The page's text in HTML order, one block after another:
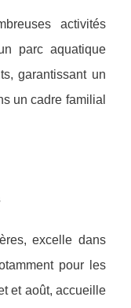
activités
parc aquatique
garantissant un
un cadre familial
excelle dans
pour les
et août, accueille